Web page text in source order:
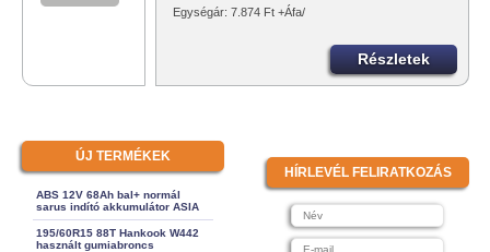
Egységár: 7.874 Ft +Áfa/
Részletek
ÚJ TERMÉKEK
ABS 12V 68Ah bal+ normál
sarus indító akkumulátor ASIA
195/60R15 88T Hankook W442
használt gumiabroncs
HÍRLEVÉL FELIRATKOZÁS